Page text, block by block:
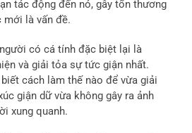
tác động đến nó, gây tổn thương
mới là vấn đề.
có cá tính đặc biệt lại là
và giải tỏa sự tức giận nhất.
cách làm thế nào để vừa giải
giận dữ vừa không gây ra ảnh
xung quanh.